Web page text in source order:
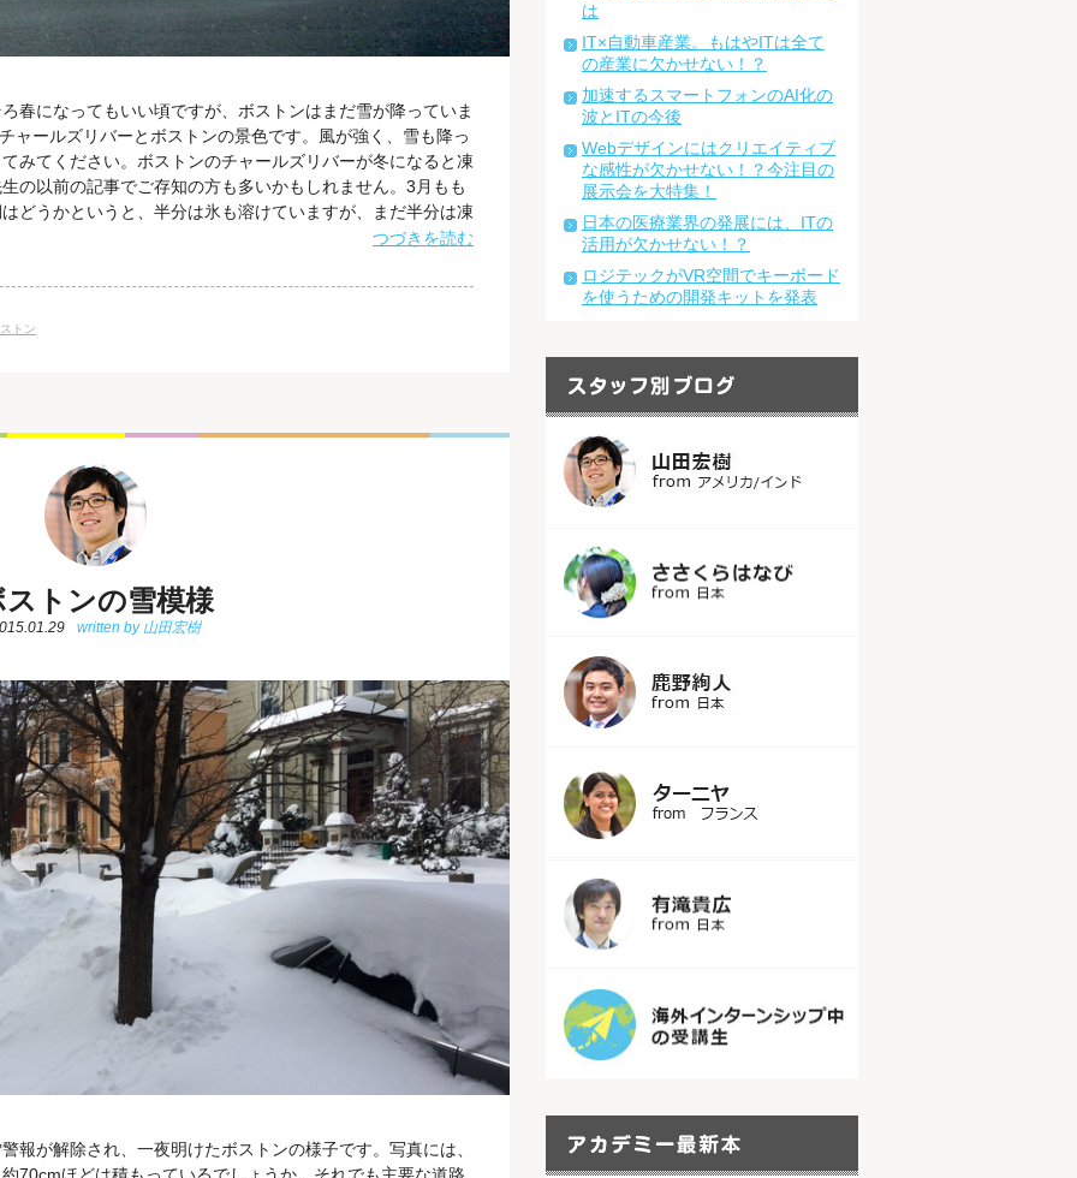
春になってもいい頃ですが、ボストンはまだ雪が降っていま
ャールズリバーとボストンの景色です。風が強く、雪も降っ
みてください。ボストンのチャールズリバーが冬になると凍
の以前の記事でご存知の方も多いかもしれません。3月もも
どうかというと、半分は氷も溶けていますが、まだ半分は凍
春と冬を行ったり来たりしているボストンです。 さて、私
ルを書いて
つづきを読む
トン
ストンの雪模様
報が解除され、一夜明けたボストンの様子です。写真には、
は
IT×自動車産業。もはやITは全て
の産業に欠かせない！？
加速するスマートフォンのAI化の
波とITの今後
Webデザインにはクリエイティブ
な感性が欠かせない！？今注目の
展示会を大特集！
日本の医療業界の発展には、ITの
活用が欠かせない！？
ロジテックがVR空間でキーボード
を使うための開発キットを発表